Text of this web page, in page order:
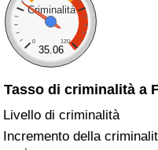
Criminalità
0 120
35.06
Tasso di criminalità a
Livello di criminalità
Incremento della
Indice del Costo della
ad Aqaba
Indice del Prezzo delle
Indice della qualità della
Criminalità
Indice del Tasso di
Indice della Criminalità